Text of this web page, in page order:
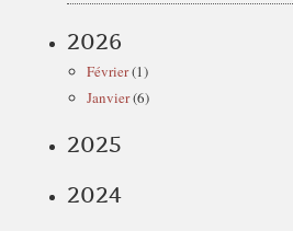
2026
Février(1)
Janvier(6)
2025
2024